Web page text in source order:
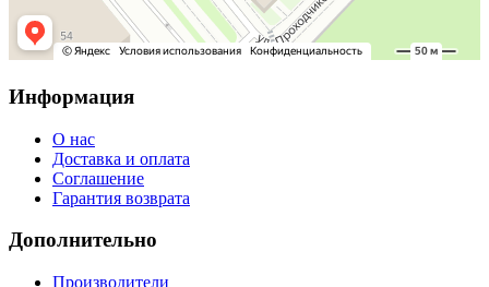
Информация
О нас
Доставка и оплата
Соглашение
Гарантия возврата
Дополнительно
Производители